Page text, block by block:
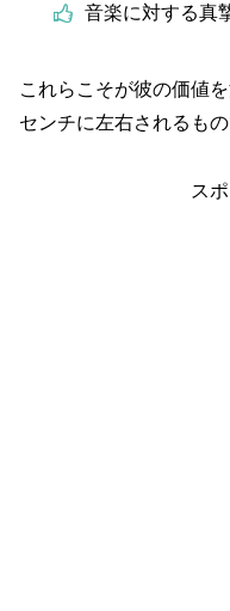
音楽に対する真
これらこそが彼の価値
センチに左右されるも
ス